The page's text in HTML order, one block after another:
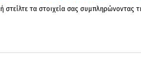
ή στείλτε τα στοιχεία σας